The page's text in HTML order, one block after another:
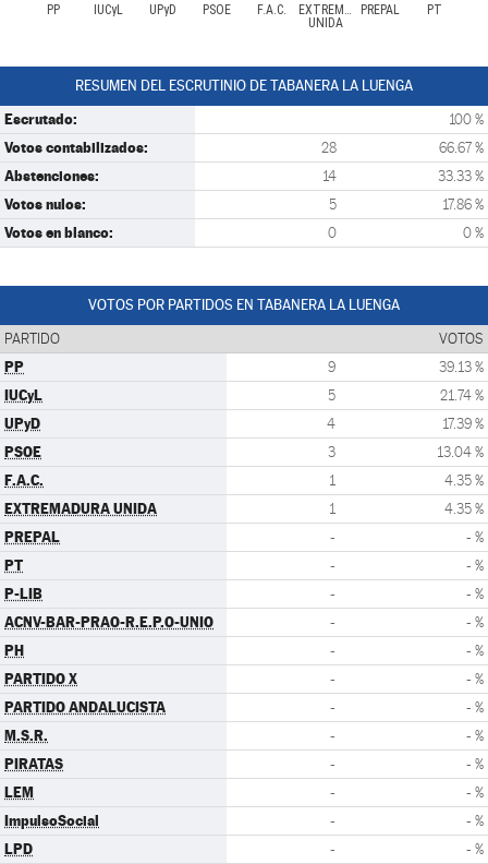
PP IUCyL UPyD PSOE F.A.C.
EXTREMADURA
UNIDA
PREPAL PT
RESUMEN DEL ESCRUTINIO DE TABANERA LA LUENGA
Escrutado: 100 %
Votos contabilizados: 28 66.67 %
Abstenciones: 14 33.33 %
Votos nulos: 5 17.86 %
Votos en blanco: 0 0 %
VOTOS POR PARTIDOS EN TABANERA LA LUENGA
PARTIDO VOTOS
PP 9 39.13 %
IUCyL 5 21.74 %
UPyD 4 17.39 %
PSOE 3 13.04 %
F.A.C. 1 4.35 %
EXTREMADURA UNIDA 1 4.35 %
PREPAL - - %
PT - - %
P-LIB - - %
ACNV-BAR-PRAO-R.E.P.O-UNIO - - %
PH - - %
PARTIDO X - - %
PARTIDO ANDALUCISTA - - %
M.S.R. - - %
PIRATAS - - %
LEM - - %
ImpulsoSocial - - %
LPD - - %